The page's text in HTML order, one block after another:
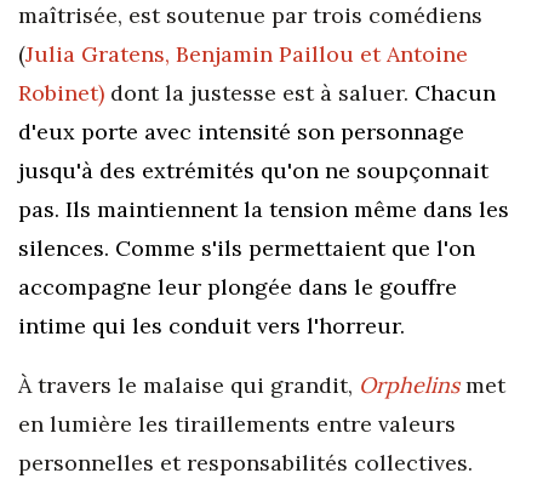
maîtrisée, est soutenue par trois comédiens
(Julia Gratens, Benjamin Paillou et Antoine
Robinet) dont la justesse est à saluer. Chacun
d'eux porte avec intensité son personnage
jusqu'à des extrémités qu'on ne soupçonnait
pas. Ils maintiennent la tension même dans les
silences. Comme s'ils permettaient que l'on
accompagne leur plongée dans le gouffre
intime qui les conduit vers l'horreur.
À travers le malaise qui grandit, Orphelinsmet
en lumière les tiraillements entre valeurs
personnelles et responsabilités collectives.